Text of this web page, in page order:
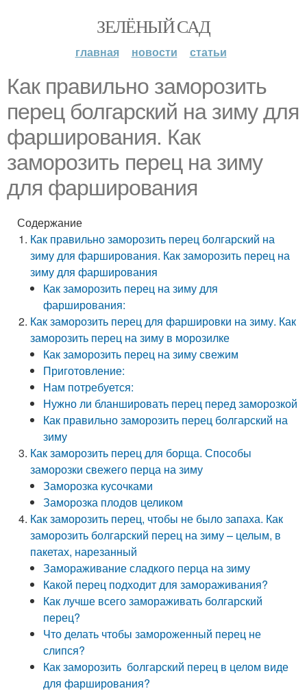
ЗЕЛЁНЫЙ САД
главная новости статьи
Как правильно заморозить
перец болгарский на зиму для
фарширования. Как
заморозить перец на зиму
для фарширования
Содержание
Как правильно заморозить перец болгарский на
зиму для фарширования. Как заморозить перец на
зиму для фарширования
Как заморозить перец на зиму для
фарширования:
Как заморозить перец для фаршировки на зиму. Как
заморозить перец на зиму в морозилке
Как заморозить перец на зиму свежим
Приготовление:
Нам потребуется:
Нужно ли бланшировать перец перед заморозкой
Как правильно заморозить перец болгарский на
зиму
Как заморозить перец для борща. Способы
заморозки свежего перца на зиму
Заморозка кусочками
Заморозка плодов целиком
Как заморозить перец, чтобы не было запаха. Как
заморозить болгарский перец на зиму – целым, в
пакетах, нарезанный
Замораживание сладкого перца на зиму
Какой перец подходит для замораживания?
Как лучше всего замораживать болгарский
перец?
Что делать чтобы замороженный перец не
слипся?
Как заморозить болгарский перец в целом виде
для фарширования?